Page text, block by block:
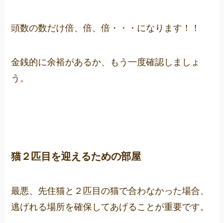
頭数の数だけ倍、倍、倍・・・になります！！
金銭的に余裕があるか、もう一度確認しましょ
う。
猫２匹目を迎えるための部屋
最悪、先住猫と２匹目の猫で合わなかった場合、
逃げれる場所を確保してあげることが重要です。